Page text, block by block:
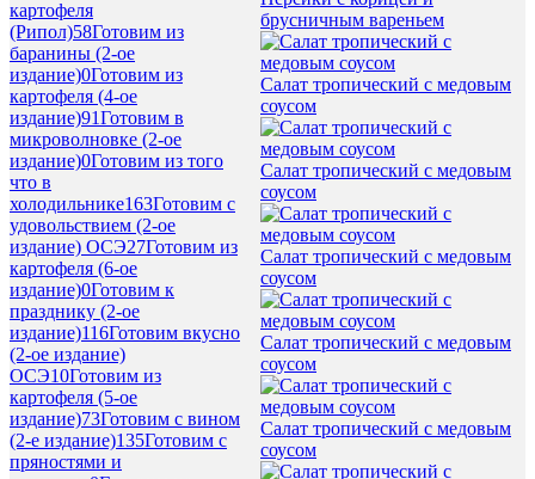
картофеля
(Рипол)58Готовим из
баранины (2-ое
издание)0Готовим из
картофеля (4-ое
издание)91Готовим в
микроволновке (2-ое
издание)0Готовим из того
что в
холодильнике163Готовим с
удовольствием (2-ое
издание) ОСЭ27Готовим из
картофеля (6-ое
издание)0Готовим к
празднику (2-ое
издание)116Готовим вкусно
(2-ое издание)
ОСЭ10Готовим из
картофеля (5-ое
издание)73Готовим с вином
(2-е издание)135Готовим с
пряностями и
брусничным вареньем
Салат тропический с медовым
соусом
Салат тропический с медовым
соусом
Салат тропический с медовым
соусом
Салат тропический с медовым
соусом
Салат тропический с медовым
соусом